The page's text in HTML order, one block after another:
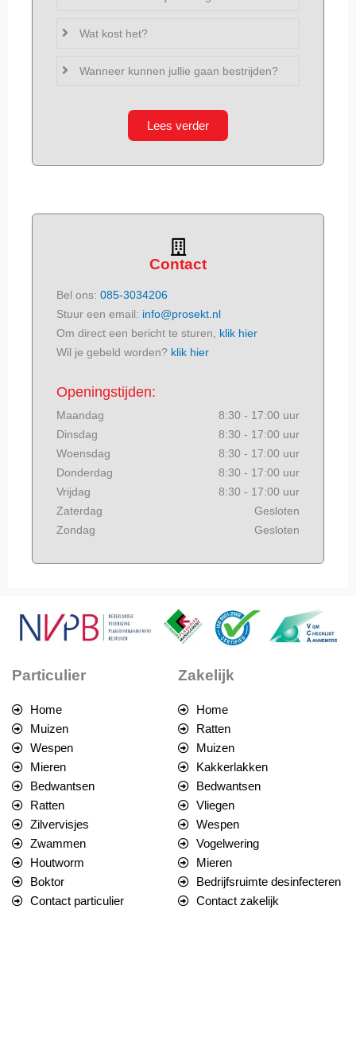
Wat kost het?
Wanneer kunnen jullie gaan bestrijden?
Lees verder
Contact
Bel ons: 085-3034206
Stuur een email: info@prosekt.nl
Om direct een bericht te sturen, klik hier
Wil je gebeld worden? klik hier
Openingstijden:
Maandag
8:30 - 17:00 uur
Dinsdag
8:30 - 17:00 uur
Woensdag
8:30 - 17:00 uur
Donderdag
8:30 - 17:00 uur
Vrijdag
8:30 - 17:00 uur
Zaterdag
Gesloten
Zondag
Gesloten
Particulier
Home
Muizen
Wespen
Mieren
Bedwantsen
Ratten
Zilvervisjes
Zwammen
Houtworm
Boktor
Contact particulier
Zakelijk
Home
Ratten
Muizen
Kakkerlakken
Bedwantsen
Vliegen
Wespen
Vogelwering
Mieren
Bedrijfsruimte desinfecteren
Contact zakelijk